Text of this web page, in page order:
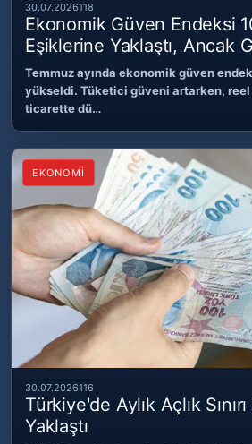
30.07.2026118
Ekonomik Güven Endeksi
Eşiklerine Yaklaştı, Ancak
Temmuz ayında ekonomik güven
yükseldi. Tüketici güveni artarken,
ticarette dü…
EKONOMİ
30.07.2026116
Türkiye'de Aylık Açlık
Yaklaştı